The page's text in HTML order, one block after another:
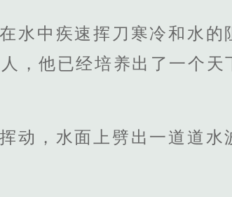
水中疾速挥刀寒冷和水的
，他已经培养出了一个天
动，水面上劈出一道道水